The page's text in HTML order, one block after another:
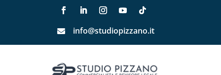
 info@studiopizzano.it